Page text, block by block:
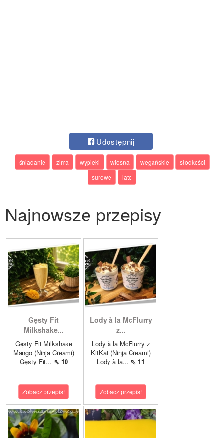
Udostępnij
śniadanie zima wypieki wiosna wegańskie
słodkości
surowe
lato
Najnowsze przepisy
Gęsty Fit
Milkshake...
Gęsty Fit Milkshake
Mango (Ninja Creami)
Gęsty Fit... ⇖ 10
Zobacz przepis!
Lody à la McFlurry
z...
Lody à la McFlurry z
KitKat (Ninja Creami)
Lody à la... ⇖ 11
Zobacz przepis!